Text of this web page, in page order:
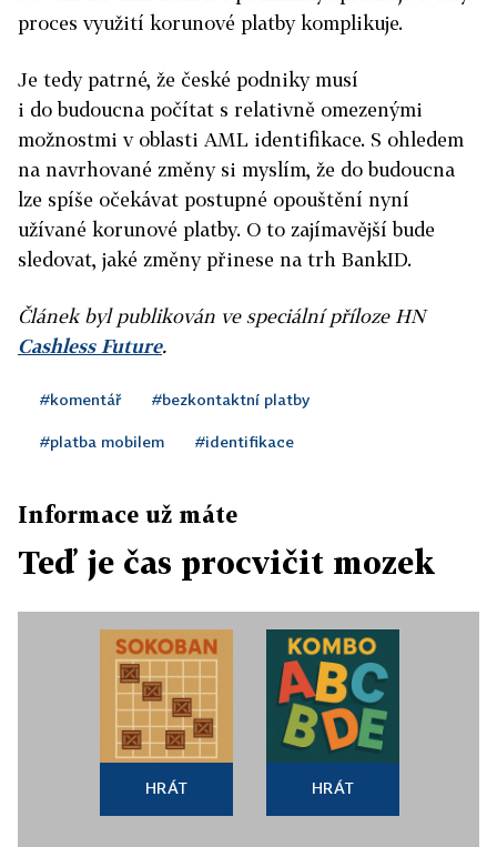
proces využití korunové platby komplikuje.
Je tedy patrné, že české podniky musí
i do budoucna počítat s relativně omezenými
možnostmi v oblasti AML identifikace. S ohledem
na navrhované změny si myslím, že do budoucna
lze spíše očekávat postupné opouštění nyní
užívané korunové platby. O to zajímavější bude
sledovat, jaké změny přinese na trh BankID.
Článek byl publikován ve speciální příloze HN
Cashless Future.
#komentář #bezkontaktní platby
#platba mobilem #identifikace
Informace už máte
Teď je čas procvičit mozek
HRÁT HRÁT